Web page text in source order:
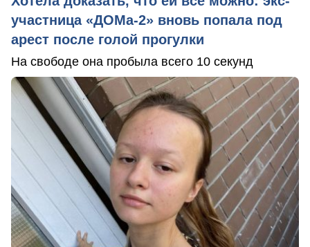
участница «ДОМа-2» вновь попала под
арест после голой прогулки
На свободе она пробыла всего 10 секунд